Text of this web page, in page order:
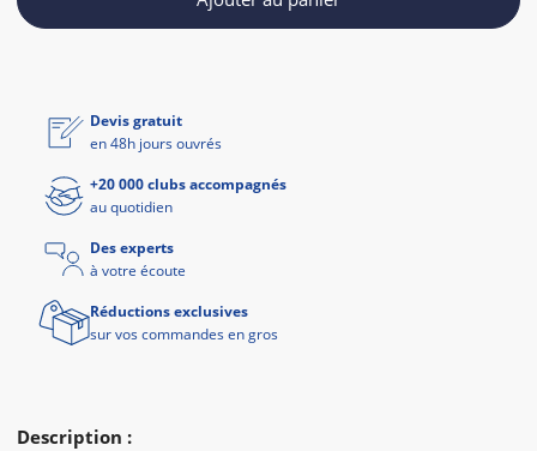
Description :
Devis gratuit
en 48h jours ouvrés
+20 000 clubs accompagnés
au quotidien
Des experts
à votre écoute
Réductions exclusives
sur vos commandes en gros